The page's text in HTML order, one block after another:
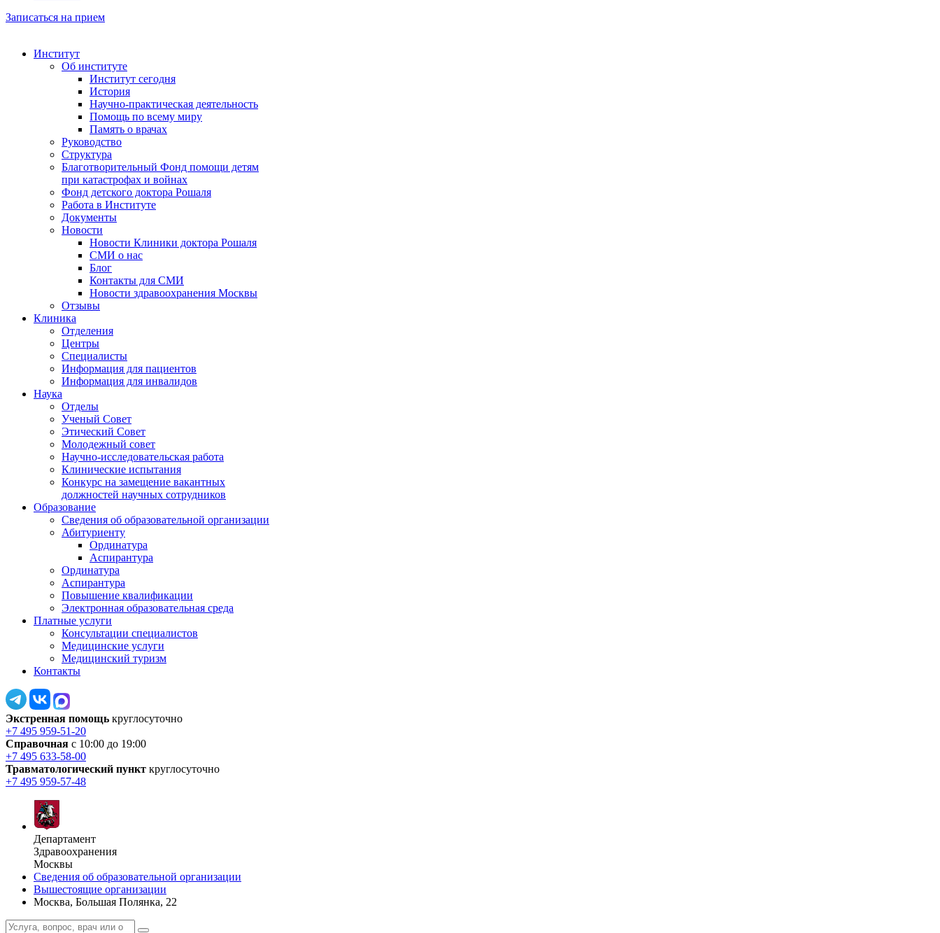
Записаться на прием
Институт
Об институте
Институт сегодня
История
Научно-практическая деятельность
Помощь по всему миру
Память о врачах
Руководство
Структура
Благотворительный Фонд помощи детям
при катастрофах и войнах
Фонд детского доктора Рошаля
Работа в Институте
Документы
Новости
Новости Клиники доктора Рошаля
СМИ о нас
Блог
Контакты для СМИ
Новости здравоохранения Москвы
Отзывы
Клиника
Отделения
Центры
Специалисты
Информация для пациентов
Информация для инвалидов
Наука
Отделы
Ученый Совет
Этический Совет
Молодежный совет
Научно-исследовательская работа
Клинические испытания
Конкурс на замещение вакантных
должностей научных сотрудников
Образование
Сведения об образовательной организации
Абитуриенту
Ординатура
Аспирантура
Ординатура
Аспирантура
Повышение квалификации
Электронная образовательная среда
Платные услуги
Консультации специалистов
Медицинские услуги
Медицинский туризм
Контакты
Экстренная помощь круглосуточно
+7 495 959-51-20
Справочная с 10:00 до 19:00
+7 495 633-58-00
Травматологический пункт круглосуточно
+7 495 959-57-48
Департамент
Здравоохранения
Москвы
Сведения об образовательной организации
Вышестоящие организации
Москва, Большая Полянка, 22